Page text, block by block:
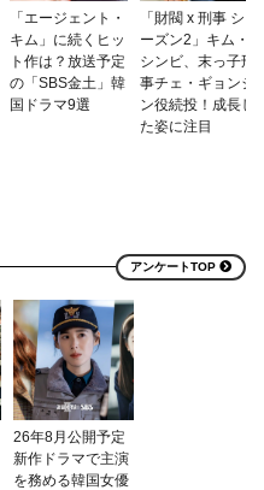
「エージェント・
キム」に続くヒッ
ト作は？放送予定
の「SBS金土」韓
国ドラマ9選
「財閥 x 刑事 シ
ーズン2」キム・
シンビ、末っ子刑
事チェ・ギョンジ
ン役続投！成長し
た姿に注目
アンケートTOP
26年8月公開予定
新作ドラマで主演
を務める韓国女優